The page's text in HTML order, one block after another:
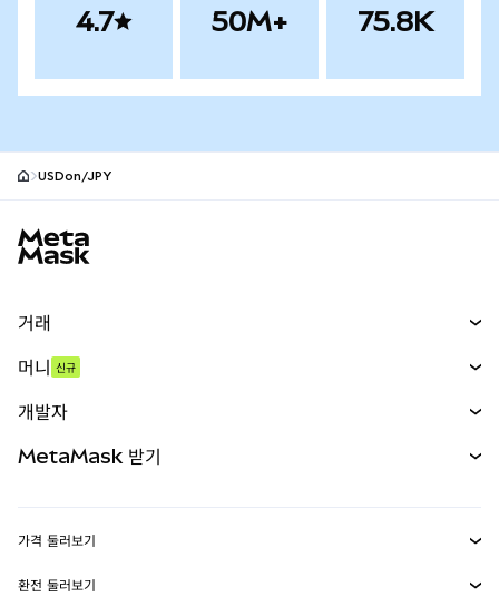
4.7 50M+ 75.8K
USDon/JPY
거래
무기한 선물
실물자산
머니 신규
개발자
MetaMask Connect
MetaMask 받기
가격 둘러보기
이더리움 가격
환전 둘러보기